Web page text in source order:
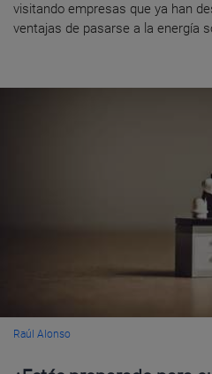
visitando empresas que ya han
ventajas de pasarse a la energía
Raúl Alonso